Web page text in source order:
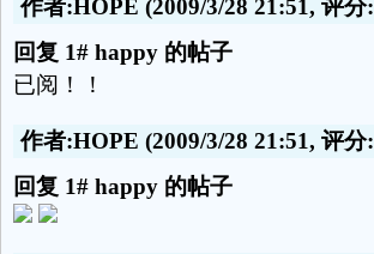
作者:HOPE (2009/3/28 21:51, 评分:
回复 1# happy 的帖子
已阅！！
作者:HOPE (2009/3/28 21:51, 评分:
回复 1# happy 的帖子